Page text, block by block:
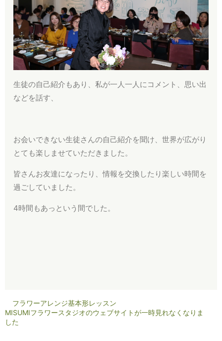
生徒の自己紹介もあり、私が一人一人にコメント、思い出
などを話す、
お会いできない生徒さんの自己紹介を聞け、世界が広がり
とても楽しませていただきました。
皆さんお友達になったり、情報を交換したり楽しい時間を
過ごしていました。
4時間もあっという間でした。
フラワーアレンジ基本形レッスン
MISUMIフラワースタジオのウェブサイトが一時見れなくなりま
した